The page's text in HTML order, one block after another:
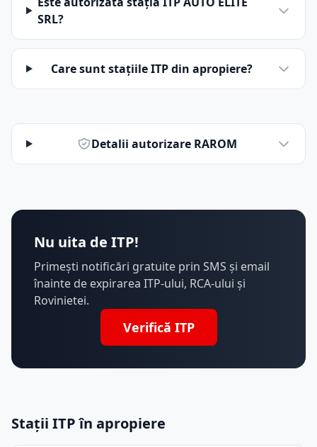
SRL?
Care sunt stațiile ITP din apropiere?
Detalii autorizare RAROM
Nu uita de ITP!
Primești notificări gratuite prin SMS și email
înainte de expirarea ITP-ului, RCA-ului și
Rovinietei.
Verifică ITP
Stații ITP în apropiere